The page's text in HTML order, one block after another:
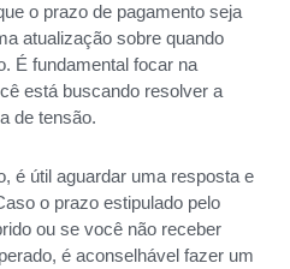
o prazo de pagamento seja
atualização sobre quando
É fundamental focar na
está buscando resolver a
de tensão.
é útil aguardar uma resposta e
o prazo estipulado pelo
ou se você não receber
é aconselhável fazer um